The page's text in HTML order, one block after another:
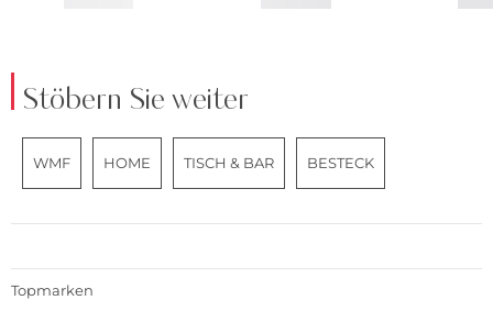
Stöbern Sie weiter
WMF HOME TISCH & BAR BESTECK
Topmarken